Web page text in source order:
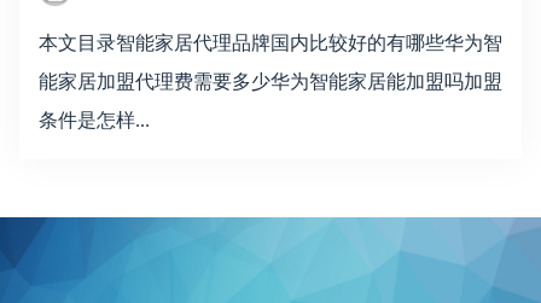
本文目录智能家居代理品牌国内比较好的有哪些华为智
能家居加盟代理费需要多少华为智能家居能加盟吗加盟
条件是怎样...